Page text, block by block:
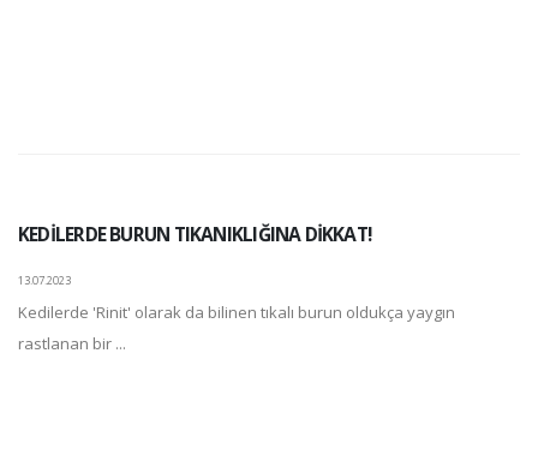
KEDİLERDE BURUN TIKANIKLIĞINA DİKKAT!
13.07.2023
Kedilerde 'Rinit' olarak da bilinen tıkalı burun oldukça yaygın
rastlanan bir ...